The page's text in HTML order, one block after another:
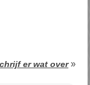
er wat over»